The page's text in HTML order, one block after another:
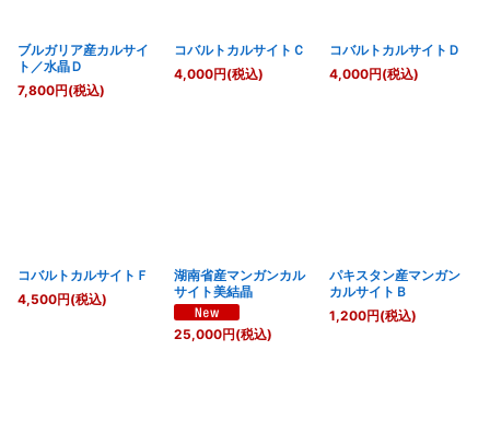
ブルガリア産カルサイ
ト／水晶Ｄ
7,800円(税込)
コバルトカルサイトＣ
4,000円(税込)
コバルトカルサイトＤ
4,000円(税込)
コバルトカルサイトＦ
4,500円(税込)
湖南省産マンガンカル
サイト美結晶
25,000円(税込)
パキスタン産マンガン
カルサイトＢ
1,200円(税込)